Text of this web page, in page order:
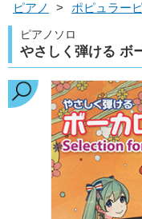
ピアノ > ポピュラー
ピアノソロ
やさしく弾ける ボ